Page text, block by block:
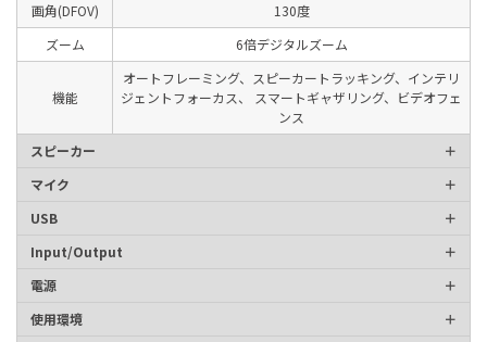
画角(DFOV)
130度
ズーム
6倍デジタルズーム
機能
オートフレーミング、スピーカートラッキング、インテリ
ジェントフォーカス、
スマートギャザリング、ビデオフェ
ンス
スピーカー
マイク
USB
Input/Output
電源
使用環境